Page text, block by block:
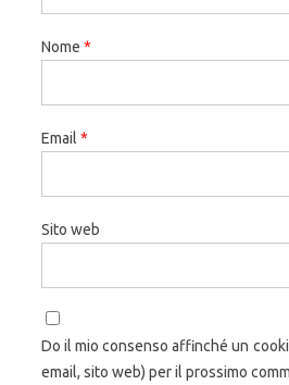
Nome *
Email *
Sito web
Do il mio consenso affinché un
email, sito web) per il prossimo